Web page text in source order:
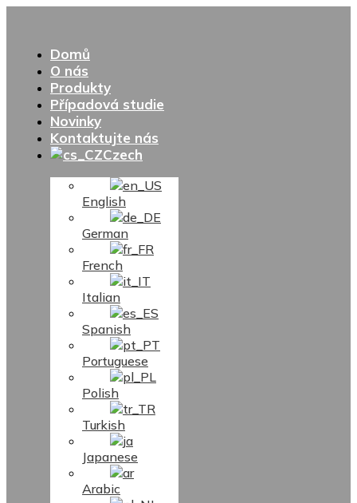
Domů
O nás
Produkty
Případová studie
Novinky
Kontaktujte nás
Czech
English
German
French
Italian
Spanish
Portuguese
Polish
Turkish
Japanese
Arabic